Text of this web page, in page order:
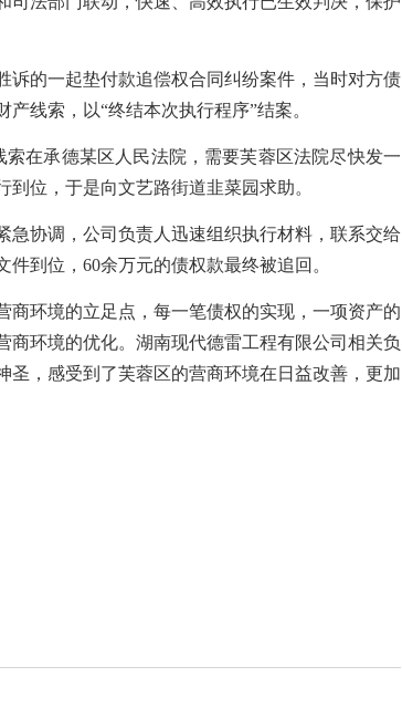
诉的一起垫付款追偿权合同纠纷案件，当时对方债
线索，以“终结本次执行程序”结案。
在承德某区人民法院，需要芙蓉区法院尽快发一
位，于是向文艺路街道韭菜园求助。
急协调，公司负责人迅速组织执行材料，联系交给
到位，60余万元的债权款最终被追回。
环境的立足点，每一笔债权的实现，一项资产的
环境的优化。湖南现代德雷工程有限公司相关负
，感受到了芙蓉区的营商环境在日益改善，更加